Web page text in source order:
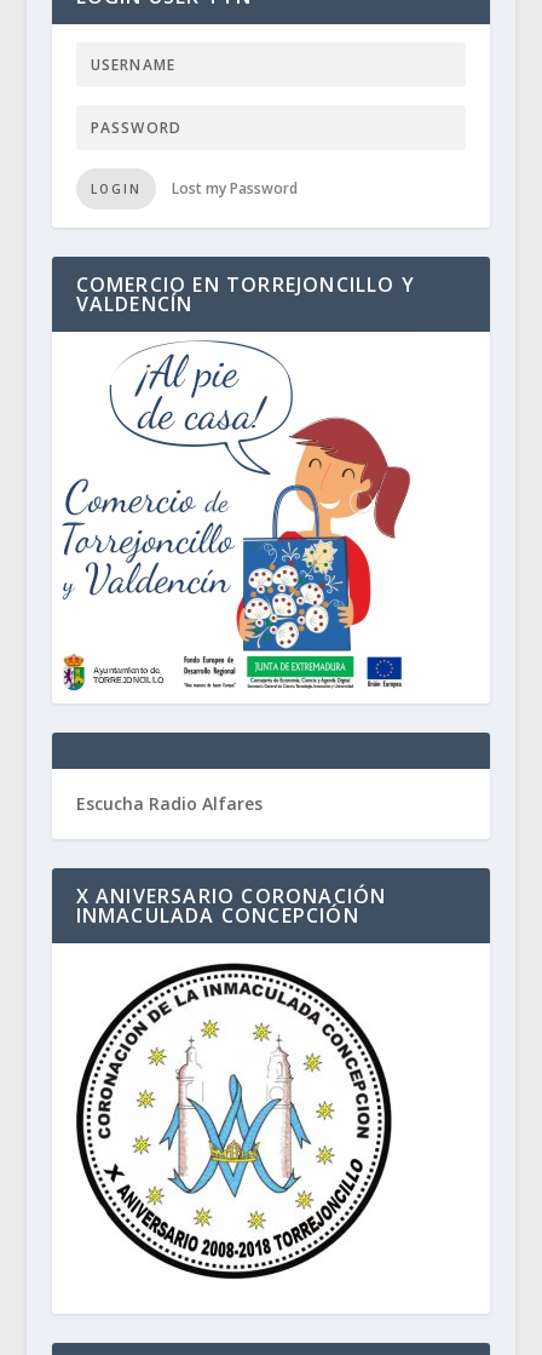
LOGIN Lost my Password
COMERCIO EN TORREJONCILLO Y
VALDENCÍN
Escucha Radio Alfares
X ANIVERSARIO CORONACIÓN
INMACULADA CONCEPCIÓN